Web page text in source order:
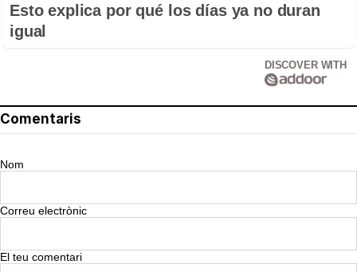
Esto explica por qué los días ya no duran
igual
DISCOVER WITH
Comentaris
Nom
Correu electrònic
El teu comentari